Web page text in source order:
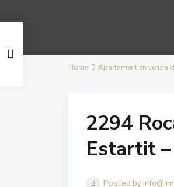
Home Apartament en venda
2294
Estartit
Posted by